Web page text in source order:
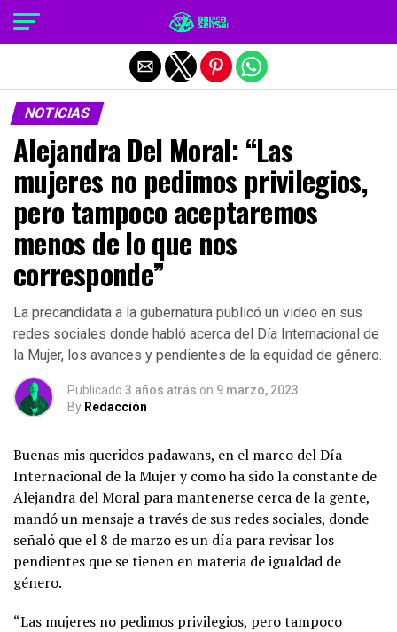
NOTICIAS
Alejandra Del Moral: “Las
mujeres no pedimos privilegios,
pero tampoco aceptaremos
menos de lo que nos
corresponde”
La precandidata a la gubernatura publicó un video en sus
redes sociales donde habló acerca del Día Internacional de
la Mujer, los avances y pendientes de la equidad de género.
Publicado 3 años atrás on 9 marzo, 2023
By Redacción
Buenas mis queridos padawans, en el marco del Día
Internacional de la Mujer y como ha sido la constante de
Alejandra del Moral para mantenerse cerca de la gente,
mandó un mensaje a través de sus redes sociales, donde
señaló que el 8 de marzo es un día para revisar los
pendientes que se tienen en materia de igualdad de
género.
“Las mujeres no pedimos privilegios, pero tampoco
Salir de la versión móvil